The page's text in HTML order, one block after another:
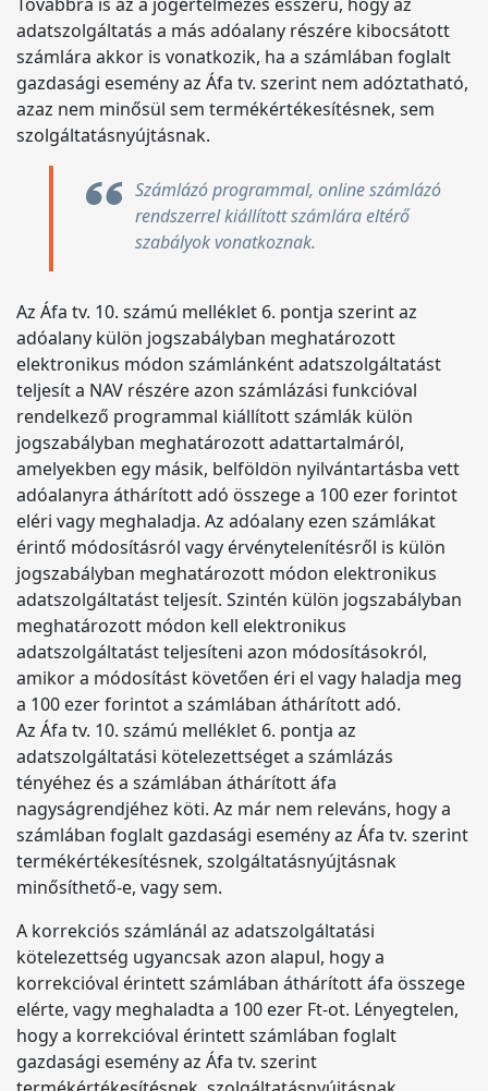
adatszolgáltatás a más adóalany részére kibocsátott
számlára akkor is vonatkozik, ha a számlában foglalt
gazdasági esemény az Áfa tv. szerint nem adóztatható,
azaz nem minősül sem termékértékesítésnek, sem
szolgáltatásnyújtásnak.
Számlázó programmal, online számlázó
rendszerrel kiállított számlára eltérő
szabályok vonatkoznak.
Az Áfa tv. 10. számú melléklet 6. pontja szerint az
adóalany külön jogszabályban meghatározott
elektronikus módon számlánként adatszolgáltatást
teljesít a NAV részére azon számlázási funkcióval
rendelkező programmal kiállított számlák külön
jogszabályban meghatározott adattartalmáról,
amelyekben egy másik, belföldön nyilvántartásba vett
adóalanyra áthárított adó összege a 100 ezer forintot
eléri vagy meghaladja. Az adóalany ezen számlákat
érintő módosításról vagy érvénytelenítésről is külön
jogszabályban meghatározott módon elektronikus
adatszolgáltatást teljesít. Szintén külön jogszabályban
meghatározott módon kell elektronikus
adatszolgáltatást teljesíteni azon módosításokról,
amikor a módosítást követően éri el vagy haladja meg
a 100 ezer forintot a számlában áthárított adó.
Az Áfa tv. 10. számú melléklet 6. pontja az
adatszolgáltatási kötelezettséget a számlázás
tényéhez és a számlában áthárított áfa
nagyságrendjéhez köti. Az már nem releváns, hogy a
számlában foglalt gazdasági esemény az Áfa tv. szerint
termékértékesítésnek, szolgáltatásnyújtásnak
minősíthető-e, vagy sem.
A korrekciós számlánál az adatszolgáltatási
kötelezettség ugyancsak azon alapul, hogy a
korrekcióval érintett számlában áthárított áfa összege
elérte, vagy meghaladta a 100 ezer Ft-ot. Lényegtelen,
hogy a korrekcióval érintett számlában foglalt
gazdasági esemény az Áfa tv. szerint